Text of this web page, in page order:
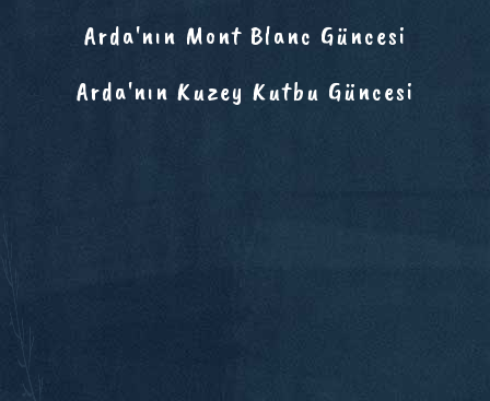
Arda'nın Mont Blanc Güncesi
Arda'nın Kuzey Kutbu Güncesi